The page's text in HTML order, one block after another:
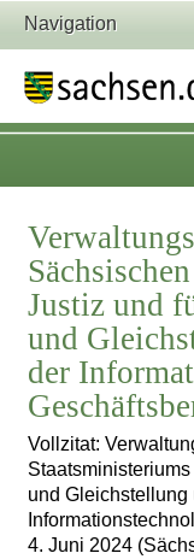
Navigation
Justiz und
und
der
Vollzitat:
und Gleichstellung
4. Juni 2024